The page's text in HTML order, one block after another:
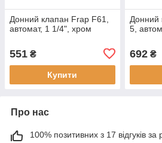
Донний клапан Frap F61,
автомат, 1 1/4", хром
551 ₴
Купити
Донний
5,
692₴
Про нас
100% позитивних з 17 відгуків за